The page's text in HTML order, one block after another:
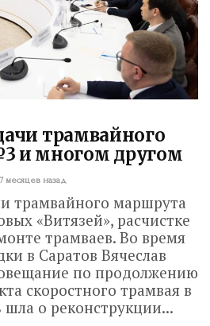
трамвайного
и многом другом
7 месяцев назад
трамвайного маршрута
«Витязей», расчистке
трамваев. Во время
в Саратов Вячеслав
по продолжению
скоростного трамвая в
шла о реконструкции...
31 августа